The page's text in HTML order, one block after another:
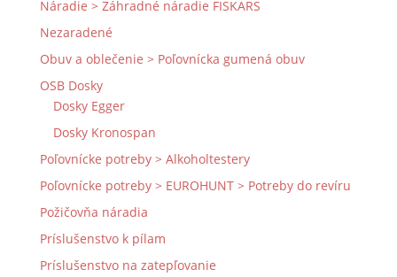
Náradie > Záhradné náradie FISKARS
Nezaradené
Obuv a oblečenie > Poľovnícka gumená obuv
OSB Dosky
Dosky Egger
Dosky Kronospan
Poľovnícke potreby > Alkoholtestery
Poľovnícke potreby > EUROHUNT > Potreby do revíru
Požičovňa náradia
Príslušenstvo k pílam
Príslušenstvo na zatepľovanie